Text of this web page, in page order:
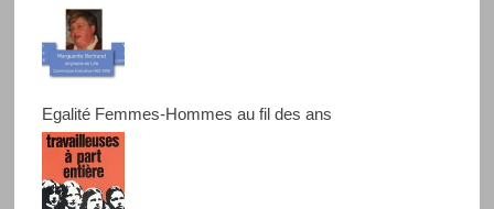
Egalité Femmes-Hommes au fil des ans